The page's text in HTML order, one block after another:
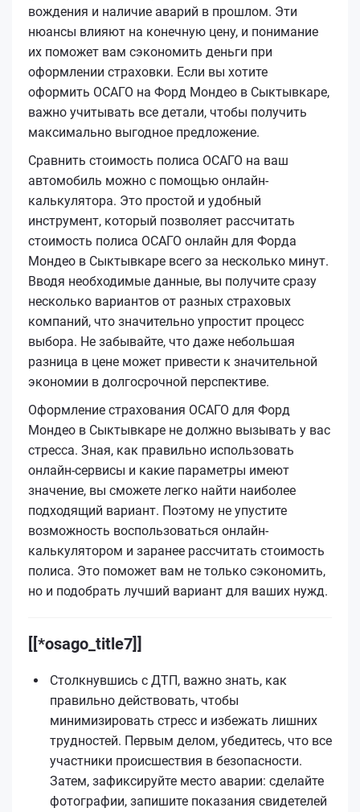
вождения и наличие аварий в прошлом. Эти
нюансы влияют на конечную цену, и понимание
их поможет вам сэкономить деньги при
оформлении страховки. Если вы хотите
оформить ОСАГО на Форд Мондео в Сыктывкаре,
важно учитывать все детали, чтобы получить
максимально выгодное предложение.
Сравнить стоимость полиса ОСАГО на ваш
автомобиль можно с помощью онлайн-
калькулятора. Это простой и удобный
инструмент, который позволяет рассчитать
стоимость полиса ОСАГО онлайн для Форда
Мондео в Сыктывкаре всего за несколько минут.
Вводя необходимые данные, вы получите сразу
несколько вариантов от разных страховых
компаний, что значительно упростит процесс
выбора. Не забывайте, что даже небольшая
разница в цене может привести к значительной
экономии в долгосрочной перспективе.
Оформление страхования ОСАГО для Форд
Мондео в Сыктывкаре не должно вызывать у вас
стресса. Зная, как правильно использовать
онлайн-сервисы и какие параметры имеют
значение, вы сможете легко найти наиболее
подходящий вариант. Поэтому не упустите
возможность воспользоваться онлайн-
калькулятором и заранее рассчитать стоимость
полиса. Это поможет вам не только сэкономить,
но и подобрать лучший вариант для ваших нужд.
[[*osago_title7]]
Столкнувшись с ДТП, важно знать, как
правильно действовать, чтобы
минимизировать стресс и избежать лишних
трудностей. Первым делом, убедитесь, что все
участники происшествия в безопасности.
Затем, зафиксируйте место аварии: сделайте
фотографии, запишите показания свидетелей